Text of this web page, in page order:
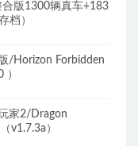
版1300辆真车+183
档）
/Horizon Forbidden
）
家2/Dragon
v1.7.3a）